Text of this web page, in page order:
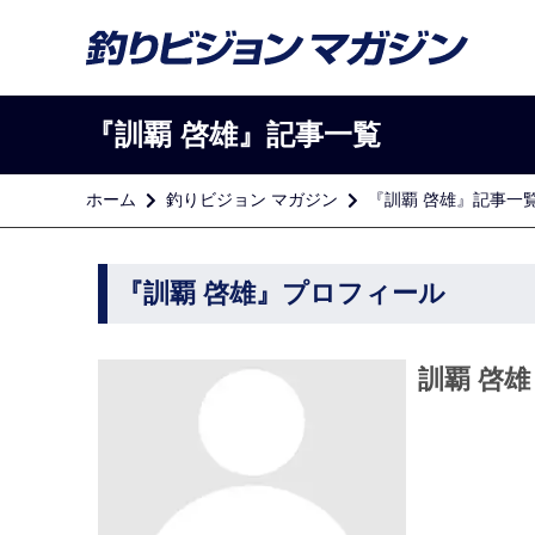
『訓覇 啓雄』記事一覧
ホーム 釣りビジョン マガジン 『訓覇 啓雄』記事一
『訓覇 啓雄』プロフィール
訓覇 啓雄